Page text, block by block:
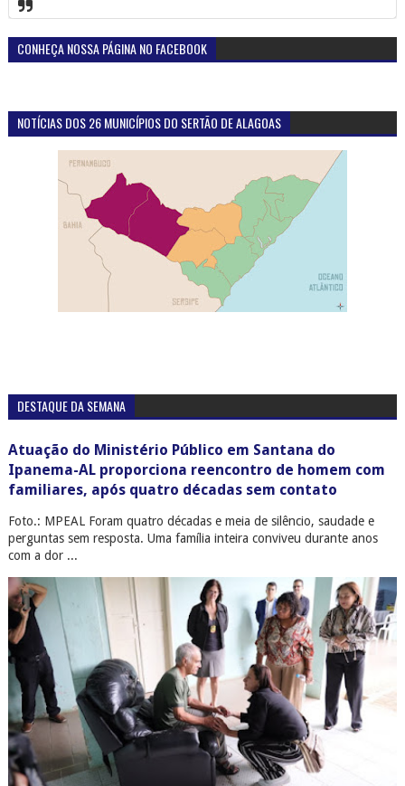
CONHEÇA NOSSA PÁGINA NO FACEBOOK
NOTÍCIAS DOS 26 MUNICÍPIOS DO SERTÃO DE ALAGOAS
DESTAQUE DA SEMANA
Atuação do Ministério Público em Santana do
Ipanema-AL proporciona reencontro de homem com
familiares, após quatro décadas sem contato
Foto.: MPEAL Foram quatro décadas e meia de silêncio, saudade e
perguntas sem resposta. Uma família inteira conviveu durante anos
com a dor ...